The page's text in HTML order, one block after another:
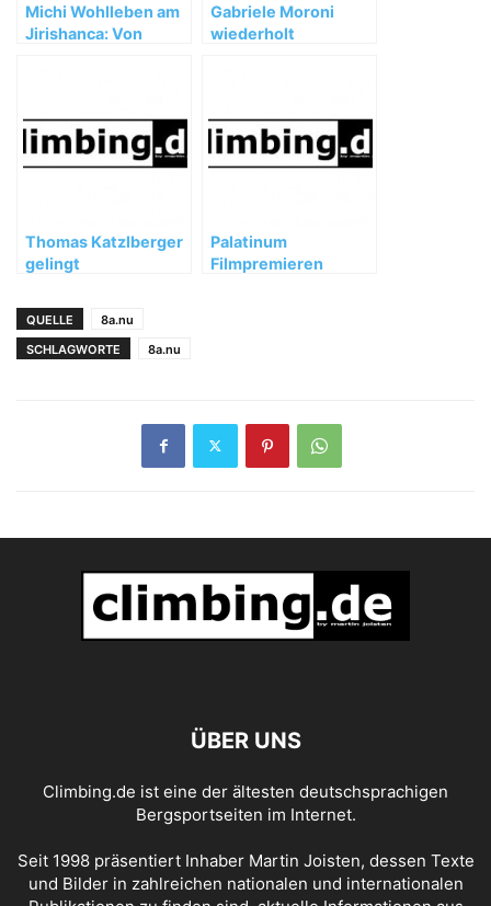
Michi Wohlleben am
Jirishanca: Von
Erfahrungen
Gabriele Moroni
wiederholt
Thomas Katzlberger
gelingt
Loskot 9a's
Palatinum
Filmpremieren
QUELLE
8a.nu
SCHLAGWORTE
8a.nu
ÜBER UNS
Climbing.de ist eine der ältesten deutschsprachigen
Bergsportseiten im Internet.
Seit 1998 präsentiert Inhaber Martin Joisten, dessen Texte
und Bilder in zahlreichen nationalen und internationalen